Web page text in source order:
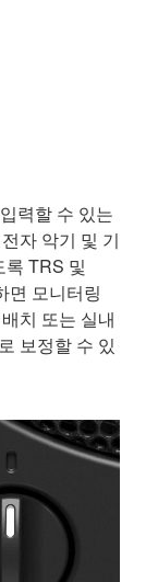
력할 수 있는
자 악기 및 기
TRS 및
면 모니터링
치 또는 실내
보정할 수 있